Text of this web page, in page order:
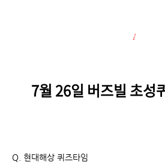
7월 26일 버즈빌 초성
Q. 현대해상 퀴즈타임